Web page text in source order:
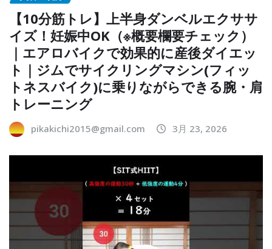
【10分筋トレ】上半身ダンベルエクササ
イズ！妊娠中OK（※概要欄要チェック）
｜エアロバイクで効果的に産後ダイエッ
ト｜ジムでサイクリングマシン(フィッ
トネスバイク)に乗りながらできる腕・肩
トレーニング
pikakichi2015@gmail.com 3月 23, 2026